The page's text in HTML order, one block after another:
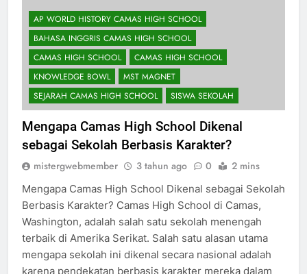
AP WORLD HISTORY CAMAS HIGH SCHOOL
BAHASA INGGRIS CAMAS HIGH SCHOOL
CAMAS HIGH SCHOOL
CAMAS HIGH SCHOOL
KNOWLEDGE BOWL
MST MAGNET
SEJARAH CAMAS HIGH SCHOOL
SISWA SEKOLAH
Mengapa Camas High School Dikenal
sebagai Sekolah Berbasis Karakter?
Mengapa Camas High School Dikenal sebagai Sekolah
Berbasis Karakter? Camas High School di Camas,
Washington, adalah salah satu sekolah menengah
terbaik di Amerika Serikat. Salah satu alasan utama
mengapa sekolah ini dikenal secara nasional adalah